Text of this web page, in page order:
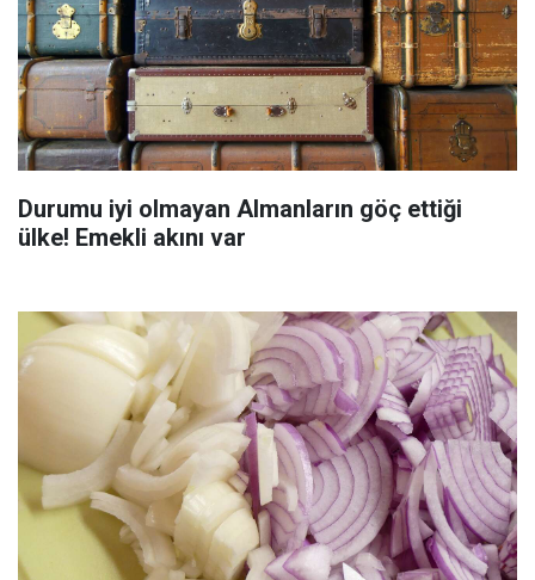
Durumu iyi olmayan Almanların göç ettiği
ülke! Emekli akını var